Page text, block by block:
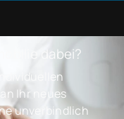
dabei?
Ihr neues
unverbindlich